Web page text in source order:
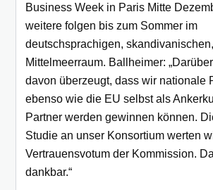
Business Week in Paris Mitte
weitere folgen bis zum Sommer im
deutschsprachigen,
Mittelmeerraum. Ballheimer:
davon überzeugt, dass wir nationale
ebenso wie die EU selbst als
Partner werden gewinnen können.
Studie an unser Konsortium werten
Vertrauensvotum der Kommission.
dankbar.“